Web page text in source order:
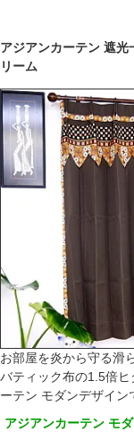
アジアンカーテン 遮光
リーム
お部屋を炎から守る滑
バティック布の1.5倍
ーテン モダンデザイン
アジアンカーテン モ